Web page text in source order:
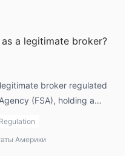
investment trusts,
for clients seeking
a legitimate broker?
broker regulated
(FSA), holding a
a century of operation, the
securities and
Regulation
Америки